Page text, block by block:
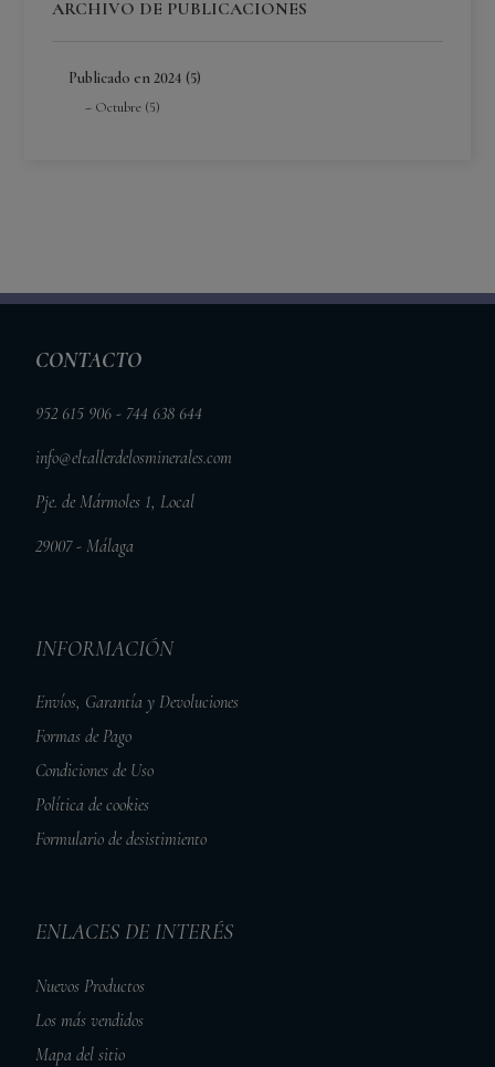
ARCHIVO DE PUBLICACIONES
Publicado en 2024 (5)
Octubre (5)
CONTACTO
952 615 906 - 744 638 644
info@eltallerdelosminerales.com
Pje. de Mármoles 1, Local
29007 - Málaga
INFORMACIÓN
Envíos, Garantía y Devoluciones
Formas de Pago
Condiciones de Uso
Política de cookies
Formulario de desistimiento
ENLACES DE INTERÉS
Nuevos Productos
Los más vendidos
Mapa del sitio